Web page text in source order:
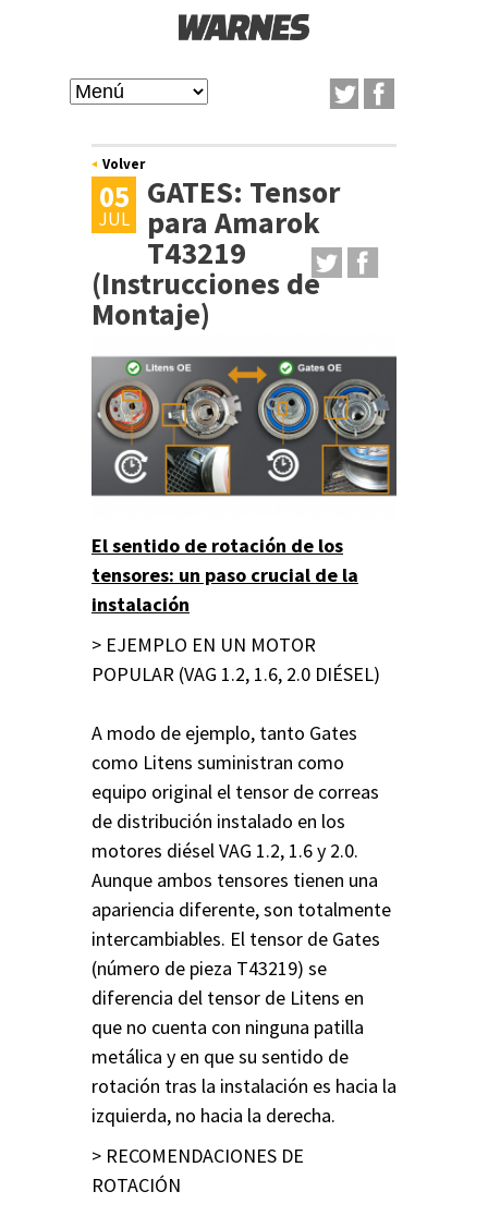
contenido
W
m
Volver
05
JUL
GATES: Tensor
para Amarok
T43219
(Instrucciones de
Montaje)
El sentido de rotación de los
tensores: un paso crucial de la
instalación
> EJEMPLO EN UN MOTOR
POPULAR (VAG 1.2, 1.6, 2.0 DIÉSEL)
A modo de ejemplo, tanto Gates
como Litens suministran como
equipo original el tensor de correas
de distribución instalado en los
motores diésel VAG 1.2, 1.6 y 2.0.
Aunque ambos tensores tienen una
apariencia diferente, son totalmente
intercambiables. El tensor de Gates
(número de pieza T43219) se
diferencia del tensor de Litens en
que no cuenta con ninguna patilla
metálica y en que su sentido de
rotación tras la instalación es hacia la
izquierda, no hacia la derecha.
> RECOMENDACIONES DE
ROTACIÓN